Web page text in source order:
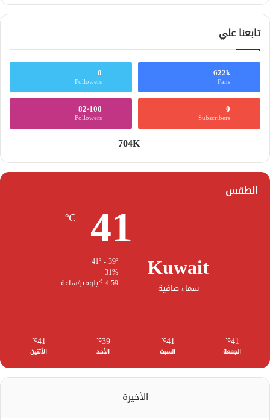
تابعنا علي
622k
Fans
0
Followers
0
Subscribers
82٬100
Followers
704K
الطقس
Kuwait
سماء صافية
41
℃
31%
4.59 كيلومتر/ساعة
41
℃
الجمعة
41
℃
السبت
39
℃
الأحد
41
℃
الأثنين
الأخيرة